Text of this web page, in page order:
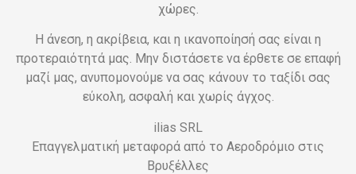
χώρες.
Η άνεση, η ακρίβεια, και η ικανοποίησή σας είναι η
προτεραιότητά μας. Μην διστάσετε να έρθετε σε επαφή
μαζί μας, ανυπομονούμε να σας κάνουν το ταξίδι σας
εύκολη, ασφαλή και χωρίς άγχος.
ilias SRL
Επαγγελματική μεταφορά από το Αεροδρόμιο στις
Βρυξέλλες